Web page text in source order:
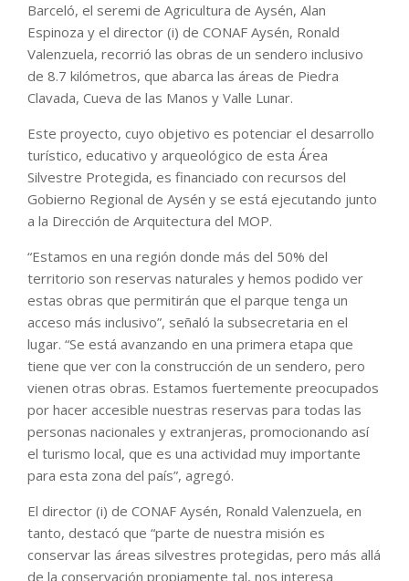
Barceló, el seremi de Agricultura de Aysén, Alan
Espinoza y el director (i) de CONAF Aysén, Ronald
Valenzuela, recorrió las obras de un sendero inclusivo
de 8.7 kilómetros, que abarca las áreas de Piedra
Clavada, Cueva de las Manos y Valle Lunar.
Este proyecto, cuyo objetivo es potenciar el desarrollo
turístico, educativo y arqueológico de esta Área
Silvestre Protegida, es financiado con recursos del
Gobierno Regional de Aysén y se está ejecutando junto
a la Dirección de Arquitectura del MOP.
“Estamos en una región donde más del 50% del
territorio son reservas naturales y hemos podido ver
estas obras que permitirán que el parque tenga un
acceso más inclusivo”, señaló la subsecretaria en el
lugar. “Se está avanzando en una primera etapa que
tiene que ver con la construcción de un sendero, pero
vienen otras obras. Estamos fuertemente preocupados
por hacer accesible nuestras reservas para todas las
personas nacionales y extranjeras, promocionando así
el turismo local, que es una actividad muy importante
para esta zona del país”, agregó.
El director (i) de CONAF Aysén, Ronald Valenzuela, en
tanto, destacó que “parte de nuestra misión es
conservar las áreas silvestres protegidas, pero más allá
de la conservación propiamente tal, nos interesa